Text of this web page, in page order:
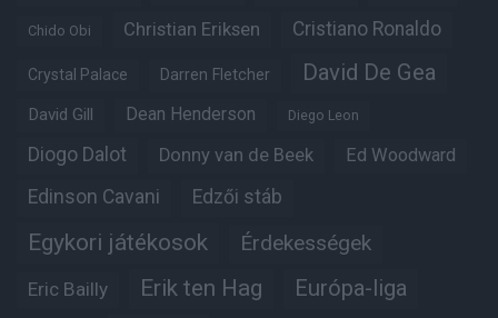
Chido Obi Christian Eriksen Cristiano Ronaldo
Crystal Palace Darren Fletcher David De Gea
David Gill Dean Henderson Diego Leon
Diogo Dalot Donny van de Beek Ed Woodward
Edinson Cavani Edzői stáb
Egykori játékosok Érdekességek
Eric Bailly Erik ten Hag Európa-liga